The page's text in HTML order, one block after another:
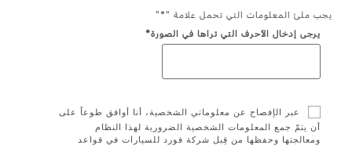
المتحدة
اليمنتقنية 4 SYNC
قطع غيار فورد الأصلية
يجب ملئ المعلومات التي تحمل علامة "*"
يرجى إدخال الأحرف التي تراها في الصورة*
عبر الإفصاح عن معلوماتي الشخصية، أنا أوافق طوعاً على
أن يتمّ جمع المعلومات الشخصية الضرورية لهذا النظام
ومعالجتها وحفظها من قِبل شركة فورد للسيارات في قواعد